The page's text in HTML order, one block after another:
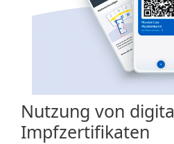
Nutzung von
Impfzertifikaten